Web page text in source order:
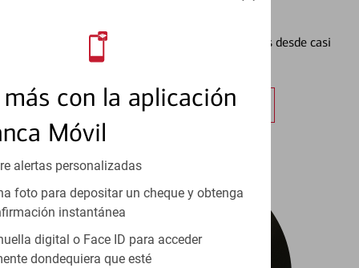
con la aplicación
Móvil
alertas personalizadas
foto para depositar un cheque y obtenga
instantánea
digital o Face ID para acceder
dondequiera que esté
Vea cómo mantener el control de sus finanzas desde casi
Obtener más información